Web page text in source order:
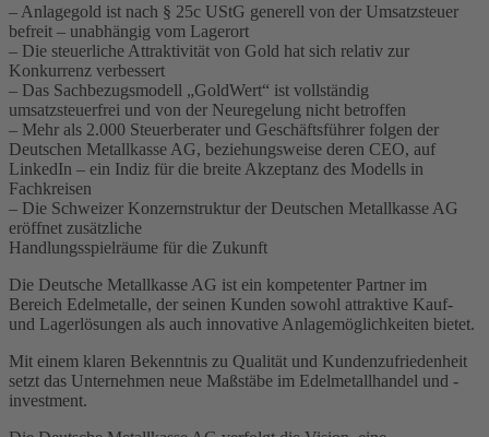
– Anlagegold ist nach § 25c UStG generell von der Umsatzsteuer
befreit – unabhängig vom Lagerort
– Die steuerliche Attraktivität von Gold hat sich relativ zur
Konkurrenz verbessert
– Das Sachbezugsmodell „GoldWert“ ist vollständig
umsatzsteuerfrei und von der Neuregelung nicht betroffen
– Mehr als 2.000 Steuerberater und Geschäftsführer folgen der
Deutschen Metallkasse AG, beziehungsweise deren CEO, auf
LinkedIn – ein Indiz für die breite Akzeptanz des Modells in
Fachkreisen
– Die Schweizer Konzernstruktur der Deutschen Metallkasse AG
eröffnet zusätzliche
Handlungsspielräume für die Zukunft
Die Deutsche Metallkasse AG ist ein kompetenter Partner im
Bereich Edelmetalle, der seinen Kunden sowohl attraktive Kauf-
und Lagerlösungen als auch innovative Anlagemöglichkeiten bietet.
Mit einem klaren Bekenntnis zu Qualität und Kundenzufriedenheit
setzt das Unternehmen neue Maßstäbe im Edelmetallhandel und -
investment.